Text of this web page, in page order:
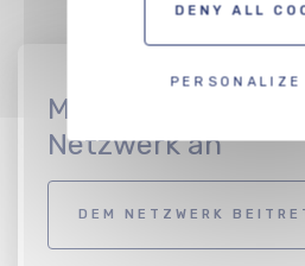
Melden Sie sich
Netzwerk an
DEM NETZWERK
DENY ALL
PERSONALIZE